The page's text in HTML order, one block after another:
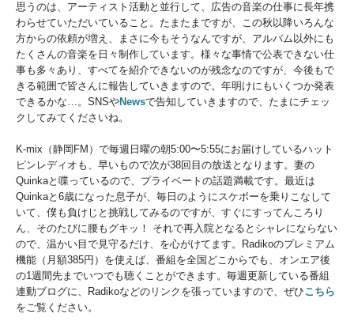
思うのは、アーティスト活動と並行して、広告の音楽の仕事に長年携
わらせていただいていること。たまたまですが、この秋以降いろんな
方からの依頼が増え、まさに今もそうなんですが、アルバム以外にも
たくさんの音楽を日々制作しています。様々な事情で公表できない仕
事も多々あり、すべてを紹介できないのが残念なのですが、今後もで
きる範囲で皆さんに報告していきますので。年明けにもいくつか発表
できるかな…。SNSやNewsで告知していきますので、たまにチェッ
クしてみてくださいね。
K-mix（静岡FM）で毎週日曜の朝5:00〜5:55にお届けしているハット
ピンレディオも、早いもので次が38回目の放送となります。妻の
Quinkaと喋っているので、プライベートの話題満載です。最近は
Quinkaと6歳になった息子が、毎日のようにスケボーを乗りこなして
いて、僕も負けじと挑戦してみるのですが、すぐにすってんころり
ん、そのたびに腰もグキッ！ それで再入院となるとシャレにならない
ので、温かい目で見守るだけ、を心がけてます。Radikoのプレミアム
機能（月額385円）を使えば、番組を全国どこからでも、オンエア後
の1週間先までいつでも聴くことができます。毎週更新している番組
連動ブログに、Radikoなどのリンクを張っていますので、ぜひこちら
をご覧ください。